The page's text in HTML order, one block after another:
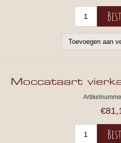
Moccataart